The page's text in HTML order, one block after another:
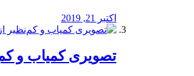
اکتبر 21, 2019
️تصویری کمیاب و